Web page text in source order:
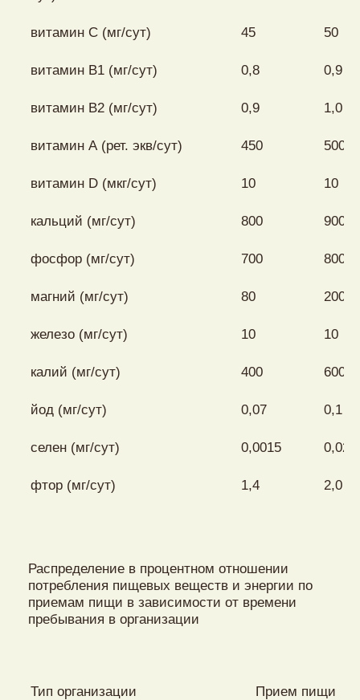
витамин С (мг/сут) 45 50
витамин В1 (мг/сут) 0,8 0,9
витамин В2 (мг/сут) 0,9 1,0
витамин А (рет. экв/сут) 450 500
витамин D (мкг/сут) 10 10
кальций (мг/сут) 800 900
фосфор (мг/сут) 700 800
магний (мг/сут) 80 200
железо (мг/сут) 10 10
калий (мг/сут) 400 600
йод (мг/сут) 0,07 0,1
селен (мг/сут) 0,0015 0,02
фтор (мг/сут) 1,4 2,0
Распределение в процентном отношении
потребления пищевых веществ и энергии по
приемам пищи в зависимости от времени
пребывания в организации
Тип организации Прием пищи